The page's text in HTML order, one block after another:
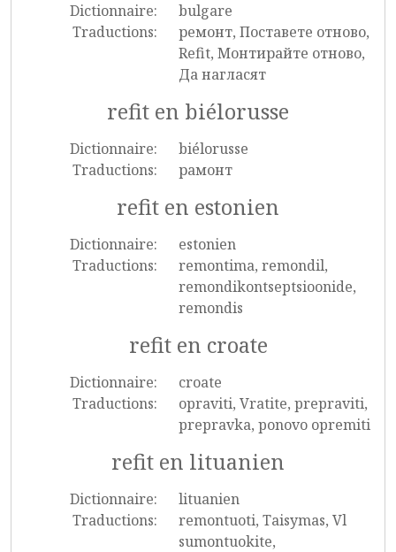
Dictionnaire:
bulgare
Traductions:
ремонт, Поставете отново,
Refit, Монтирайте отново,
Да нагласят
refit en biélorusse
Dictionnaire:
biélorusse
Traductions:
рамонт
refit en estonien
Dictionnaire:
estonien
Traductions:
remontima, remondil,
remondikontseptsioonide,
remondis
refit en croate
Dictionnaire:
croate
Traductions:
opraviti, Vratite, prepraviti,
prepravka, ponovo opremiti
refit en lituanien
Dictionnaire:
lituanien
Traductions:
remontuoti, Taisymas, Vl
sumontuokite,